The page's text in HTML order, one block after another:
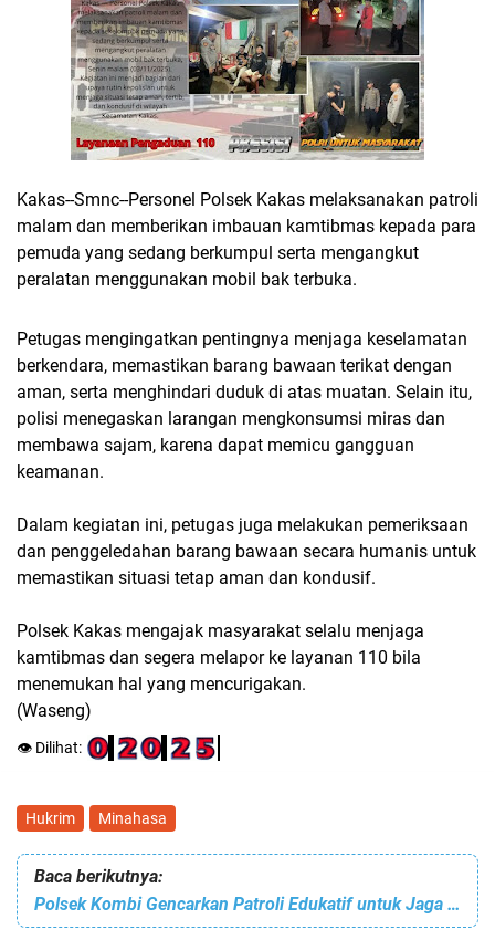
Kakas--Smnc--Personel Polsek Kakas melaksanakan patroli
malam dan memberikan imbauan kamtibmas kepada para
pemuda yang sedang berkumpul serta mengangkut
peralatan menggunakan mobil bak terbuka.
Petugas mengingatkan pentingnya menjaga keselamatan
berkendara, memastikan barang bawaan terikat dengan
aman, serta menghindari duduk di atas muatan. Selain itu,
polisi menegaskan larangan mengkonsumsi miras dan
membawa sajam, karena dapat memicu gangguan
keamanan.
Dalam kegiatan ini, petugas juga melakukan pemeriksaan
dan penggeledahan barang bawaan secara humanis untuk
memastikan situasi tetap aman dan kondusif.
Polsek Kakas mengajak masyarakat selalu menjaga
kamtibmas dan segera melapor ke layanan 110 bila
menemukan hal yang mencurigakan.
(Waseng)
👁️ Dilihat:
Hukrim Minahasa
Baca berikutnya:
Polsek Kombi Gencarkan Patroli Edukatif untuk Jaga Kamtibmas